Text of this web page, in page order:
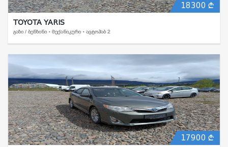
18300
TOYOTA YARIS
ᲒᲐᲖᲘ / ᲑᲔᲜᲖᲘᲜᲘ • ᲛᲔᲥᲐᲜᲘᲙᲣᲠᲘ • ᲐᲕᲢᲝᲰᲐᲑ 2
17900